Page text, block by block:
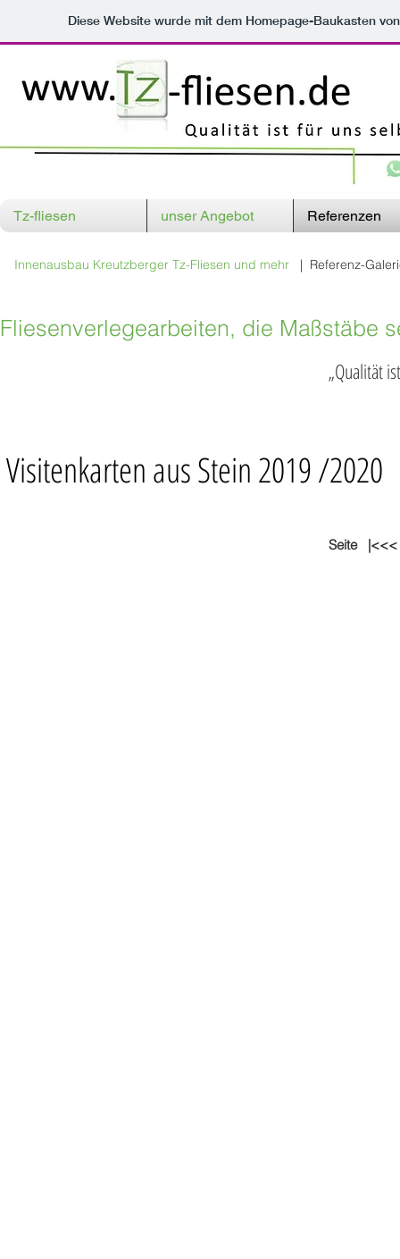
Diese Website wurde mit dem Homepage-Baukasten
Tz-fliesen unser Angebot Referenzen
Innenausbau Kreutzberger Tz-Fliesen und mehr | Referenz-
Fliesenverlegearbeiten, die Maßstäbe
„Qualität
Visitenkarten aus Stein 2019 /2020
Seite |<<<